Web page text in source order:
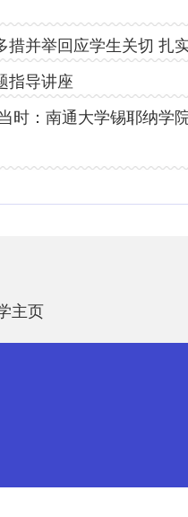
并举回应学生关切 扎
指导讲座
时：南通大学锡耶纳学
主页